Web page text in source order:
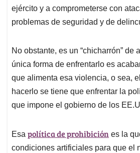
ejército y a comprometerse con
problemas de seguridad y de
No obstante, es un “chicharrón” de
única forma de enfrentarlo es
que alimenta esa violencia, o sea,
hacerlo se tiene que enfrentar la
que impone el gobierno de los
Esa política de prohibición es la
condiciones artificiales para que el